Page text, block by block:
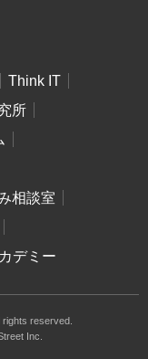
Think IT
所
相談室
デミー
reserved.
Inc.